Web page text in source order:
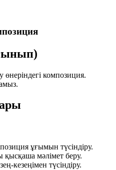
өнеріндегі композиция.
ұғымын түсіндіру.
қысқаша мәлімет беру.
кезеңімен түсіндіру.